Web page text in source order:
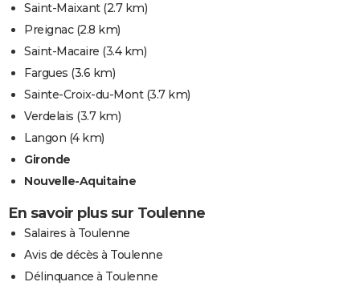
Saint-Maixant(2.7 km)
Preignac(2.8 km)
Saint-Macaire (3.4 km)
Fargues (3.6 km)
Sainte-Croix-du-Mont(3.7 km)
Verdelais (3.7 km)
Langon (4 km)
Gironde
Nouvelle-Aquitaine
En savoir plus sur Toulenne
Salaires à Toulenne
Avis de décès à Toulenne
Délinquance à Toulenne